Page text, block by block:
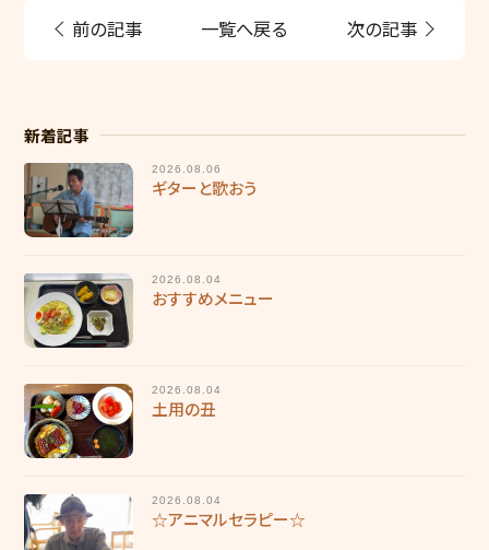
前の記事 一覧へ戻る 次の記事
新着記事
2026.08.06
ギターと歌おう
2026.08.04
おすすめメニュー
2026.08.04
土用の丑
2026.08.04
☆アニマルセラピー☆